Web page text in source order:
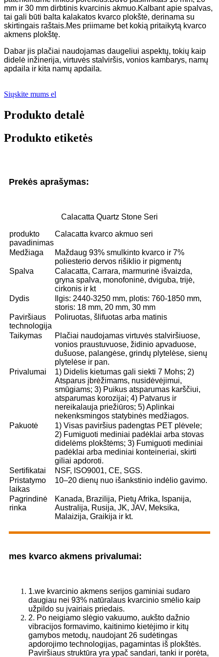
mm ir 30 mm dirbtinis kvarcinis akmuo.Kalbant apie spalvas,
tai gali būti balta kalakatos kvarco plokštė, derinama su
skirtingais raštais.Mes priimame bet kokią pritaikytą kvarco
akmens plokštę.
Dabar jis plačiai naudojamas daugeliui aspektų, tokių kaip
didelė inžinerija, virtuvės stalviršis, vonios kambarys, namų
apdaila ir kita namų apdaila.
Siųskite mums el
Produkto detalė
Produkto etiketės
Prekės aprašymas:
Calacatta Quartz Stone Seri
produkto
pavadinimas
Calacatta kvarco akmuo seri
Medžiaga
Maždaug 93% smulkinto kvarco ir 7%
poliesterio dervos rišiklio ir pigmentų
Spalva
Calacatta, Carrara, marmurinė išvaizda,
gryna spalva, monofoninė, dviguba, trijė,
cirkonis ir kt
Dydis
Ilgis: 2440-3250 mm, plotis: 760-1850 mm,
storis: 18 mm, 20 mm, 30 mm
Paviršiaus
technologija
Poliruotas, šlifuotas arba matinis
Taikymas
Plačiai naudojamas virtuvės stalviršiuose,
vonios praustuvuose, židinio apvaduose,
dušuose, palangėse, grindų plytelėse, sienų
plytelėse ir pan.
Privalumai
1) Didelis kietumas gali siekti 7 Mohs; 2)
Atsparus įbrėžimams, nusidėvėjimui,
smūgiams; 3) Puikus atsparumas karščiui,
atsparumas korozijai; 4) Patvarus ir
nereikalauja priežiūros; 5) Aplinkai
nekenksmingos statybinės medžiagos.
Pakuotė
1) Visas paviršius padengtas PET plėvele;
2) Fumiguoti mediniai padėklai arba stovas
didelėms plokštėms; 3) Fumiguoti mediniai
padėklai arba mediniai konteineriai, skirti
giliai apdoroti.
Sertifikatai
NSF, ISO9001, CE, SGS.
Pristatymo
laikas
10–20 dienų nuo išankstinio indėlio gavimo.
Pagrindinė
rinka
Kanada, Brazilija, Pietų Afrika, Ispanija,
Australija, Rusija, JK, JAV, Meksika,
Malaizija, Graikija ir kt.
mes kvarco akmens privalumai:
1.we kvarcinio akmens serijos gaminiai sudaro
daugiau nei 93% natūralaus kvarcinio smėlio kaip
užpildo su įvairiais priedais.
2. Po neigiamo slėgio vakuumo, aukšto dažnio
vibracijos formavimo, kaitinimo kietėjimo ir kitų
gamybos metodų, naudojant 26 sudėtingas
apdorojimo technologijas, pagamintas iš plokštės.
Paviršiaus struktūra yra ypač sandari, tanki ir porėta,